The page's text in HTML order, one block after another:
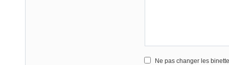
Ne pas changer les